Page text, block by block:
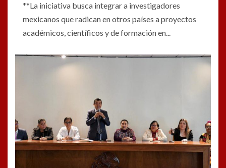
**La iniciativa busca integrar a investigadores
mexicanos que radican en otros países a proyectos
académicos, científicos y de formación en...